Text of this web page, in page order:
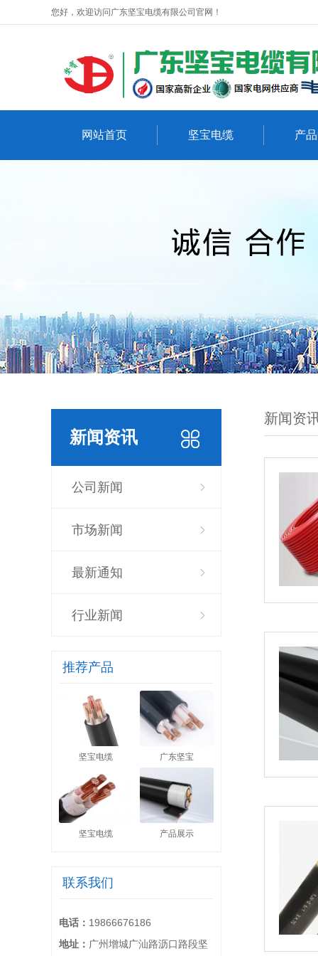
您好，欢迎访问广东坚宝电缆有限公司官网！
网站首页 坚宝电缆 产
新闻资讯
公司新闻
市场新闻
最新通知
行业新闻
推荐产品
坚宝电缆 广东坚宝
坚宝电缆 产品展示
联系我们
电话： 19866676186
地址： 广州增城广汕路沥口路段坚
新闻资